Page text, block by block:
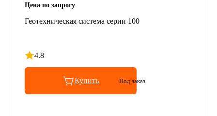
Цена по запросу
Геотехническая система серии 100
4.8
Рейтинг 4.8 из 5
Купить Под заказ